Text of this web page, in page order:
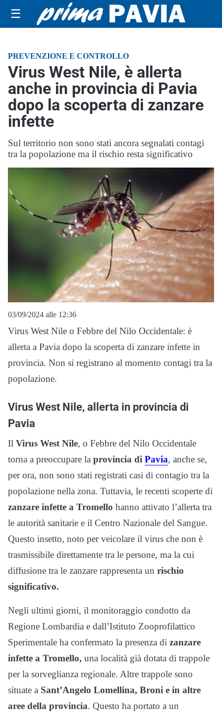
☰
PREVENZIONE E CONTROLLO
Virus West Nile, è allerta
anche in provincia di Pavia
dopo la scoperta di zanzare
infette
Sul territorio non sono stati ancora segnalati contagi
tra la popolazione ma il rischio resta significativo
03/09/2024 alle 12:36
Virus West Nile o Febbre del Nilo Occidentale: è
allerta a Pavia dopo la scoperta di zanzare infette in
provincia. Non si registrano al momento contagi tra la
popolazione.
Virus West Nile, allerta in provincia di
Pavia
Il Virus West Nile, o Febbre del Nilo Occidentale
torna a preoccupare la provincia di Pavia, anche se,
per ora, non sono stati registrati casi di contagio tra la
popolazione nella zona. Tuttavia, le recenti scoperte di
zanzare infette a Tromello hanno attivato l’allerta tra
le autorità sanitarie e il Centro Nazionale del Sangue.
Questo insetto, noto per veicolare il virus che non è
trasmissibile direttamente tra le persone, ma la cui
diffusione tra le zanzare rappresenta un rischio
significativo.
Negli ultimi giorni, il monitoraggio condotto da
Regione Lombardia e dall’Istituto Zooprofilattico
Sperimentale ha confermato la presenza di zanzare
infette a Tromello, una località già dotata di trappole
per la sorveglianza regionale. Altre trappole sono
situate a Sant’Angelo Lomellina, Broni e in altre
aree della provincia. Questo ha portato a un